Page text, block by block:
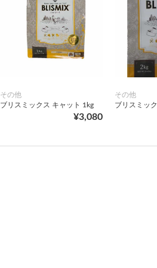
その他
ブリスミックス キャット 1kg
¥3,080
その他
ブリスミッ